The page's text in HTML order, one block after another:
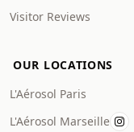
Visitor Reviews
OUR LOCATIONS
L'Aérosol Paris
L'Aérosol Marseille